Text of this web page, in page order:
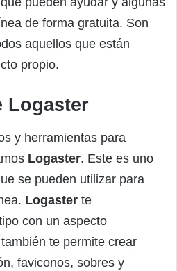
de forma gratuita. Son
aquellos que están
propio.
Logaster
y herramientas para
Logaster. Este es uno
se pueden utilizar para
Logaster te
con un aspecto
también te permite crear
faviconos, sobres y